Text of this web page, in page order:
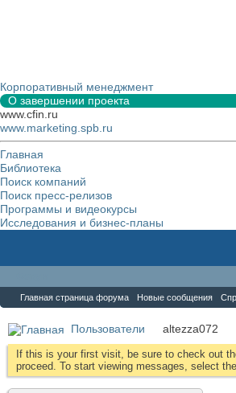
Корпоративный менеджмент
О завершении проекта
www.cfin.ru
www.marketing.spb.ru
Главная
Библиотека
Поиск компаний
Поиск пресс-релизов
Программы и видеокурсы
Исследования и бизнес-планы
Главная страница форума Новые сообщения
Пользователи altezza072
If this is your first visit, be sure to check out
proceed. To start viewing messages, select